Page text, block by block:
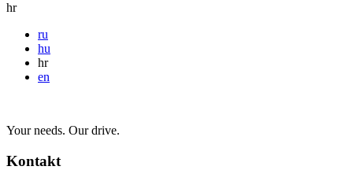
hr
ru
hu
hr
en
Your needs. Our drive.
Kontakt